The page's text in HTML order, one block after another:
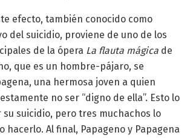
efecto, también conocido como
del suicidio, proviene de uno de los
de la ópera La flauta mágica de
que es un hombre-pájaro, se
una hermosa joven a quien
no ser “digno de ella”. Esto lo
su suicidio, pero tres muchachos lo
hacerlo. Al final, Papageno y Papagena